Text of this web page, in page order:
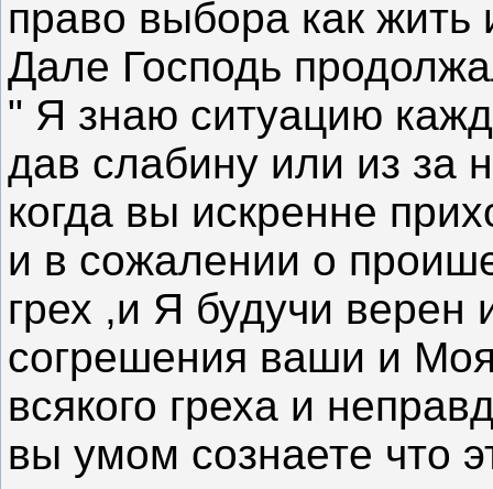
право выбора как
Дале Господь
" Я знаю ситуацию
дав слабину или из за
когда вы искренне
и в сожалении о
грех ,и Я будучи
согрешения ваши и
всякого греха и
вы умом сознаете что